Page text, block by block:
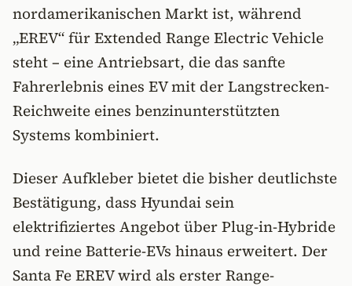
nordamerikanischen Markt ist, während
„EREV“ für Extended Range Electric Vehicle
steht – eine Antriebsart, die das sanfte
Fahrerlebnis eines EV mit der Langstrecken-
Reichweite eines benzinunterstützten
Systems kombiniert.
Dieser Aufkleber bietet die bisher deutlichste
Bestätigung, dass Hyundai sein
elektrifiziertes Angebot über Plug-in-Hybride
und reine Batterie-EVs hinaus erweitert. Der
Santa Fe EREV wird als erster Range-